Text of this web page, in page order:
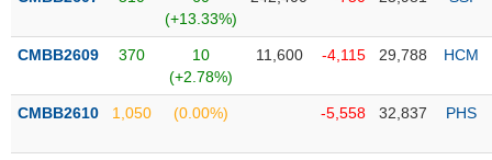
biệt
được
(+13.33%)
CMBB2609 370
10
(+2.78%)
11,600 -4,115 29,788 HCM
CMBB2610 1,050 (0.00%) -5,558 32,837 PHS
CÔNG
CỤ